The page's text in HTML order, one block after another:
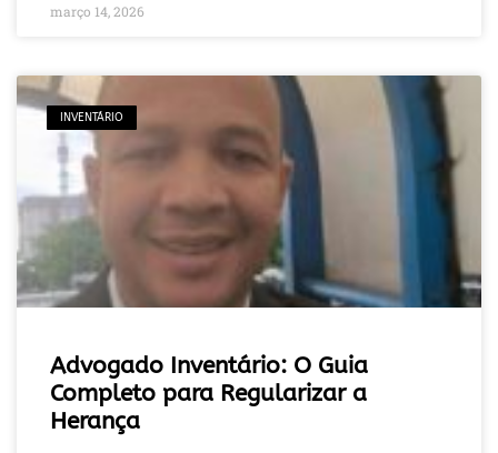
março 14, 2026
INVENTÁRIO
Advogado Inventário: O Guia
Completo para Regularizar a
Herança